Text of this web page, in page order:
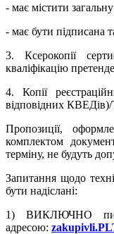
- має містити
- має бути підписана
3. Ксерокопії
кваліфікацію
4. Копії
відповідних
Пропозиції,
комплектом
терміну, не будуть
Запитання щодо
бути надіслані:
1) ВИКЛЮЧНО
адресою: